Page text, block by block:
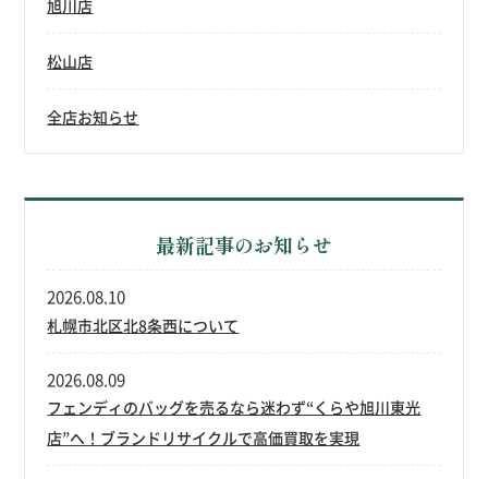
旭川店
松山店
全店お知らせ
最新記事のお知らせ
札幌市北区北8条西について
2026.08.10
フェンディのバッグを売るなら迷わず“くらや旭川東光
店”へ！ブランドリサイクルで高価買取を実現
2026.08.09